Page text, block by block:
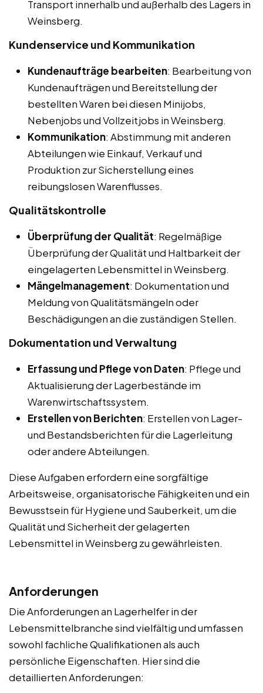
Transport innerhalb und außerhalb des Lagers in
Weinsberg.
Kundenservice und Kommunikation
Kundenaufträge bearbeiten: Bearbeitung von
Kundenaufträgen und Bereitstellung der
bestellten Waren bei diesen Minijobs,
Nebenjobs und Vollzeitjobs in Weinsberg.
Kommunikation: Abstimmung mit anderen
Abteilungen wie Einkauf, Verkauf und
Produktion zur Sicherstellung eines
reibungslosen Warenflusses.
Qualitätskontrolle
Überprüfung der Qualität: Regelmäßige
Überprüfung der Qualität und Haltbarkeit der
eingelagerten Lebensmittel in Weinsberg.
Mängelmanagement: Dokumentation und
Meldung von Qualitätsmängeln oder
Beschädigungen an die zuständigen Stellen.
Dokumentation und Verwaltung
Erfassung und Pflege von Daten: Pflege und
Aktualisierung der Lagerbestände im
Warenwirtschaftssystem.
Erstellen von Berichten: Erstellen von Lager-
und Bestandsberichten für die Lagerleitung
oder andere Abteilungen.
Diese Aufgaben erfordern eine sorgfältige
Arbeitsweise, organisatorische Fähigkeiten und ein
Bewusstsein für Hygiene und Sauberkeit, um die
Qualität und Sicherheit der gelagerten
Lebensmittel in Weinsberg zu gewährleisten.
Anforderungen
Die Anforderungen an Lagerhelfer in der
Lebensmittelbranche sind vielfältig und umfassen
sowohl fachliche Qualifikationen als auch
persönliche Eigenschaften. Hier sind die
detaillierten Anforderungen: